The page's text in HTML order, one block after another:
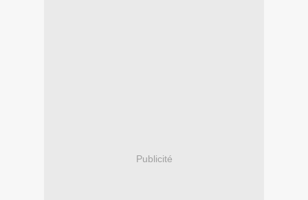
Publicité